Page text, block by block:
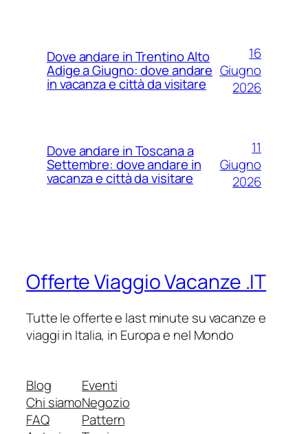
Dove andare in Trentino Alto
Adige a Giugno: dove andare
in vacanza e città da visitare
16
Giugno
2026
Dove andare in Toscana a
Settembre: dove andare in
vacanza e città da visitare
11
Giugno
2026
Offerte Viaggio Vacanze .IT
Tutte le offerte e last minute su vacanze e
viaggi in Italia, in Europa e nel Mondo
Blog
Chi siamo
FAQ
Eventi
Negozio
Pattern